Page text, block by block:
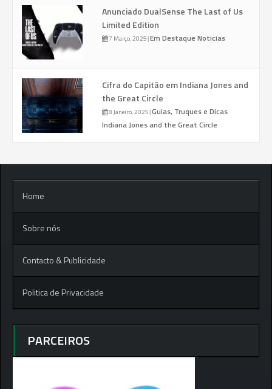
Anunciado DualSense The Last of Us
Limited Edition
7 Março, 2025|Em Destaque Noticias
Cifra do Capitão em Indiana Jones and
the Great Circle
8 Janeiro, 2025|Guias, Truques e Dicas
Indiana Jones and the Great Circle
Home
Sobre nós
Contacto & Publicidade
Politica de Privacidade
PARCEIROS